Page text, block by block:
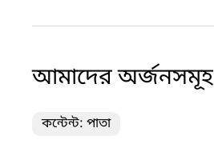
আমাদের অর্জনসমূহ
কন্টেন্ট: পাতা